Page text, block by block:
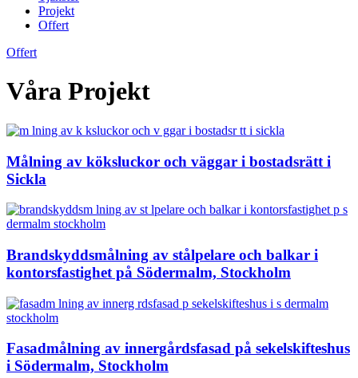
Projekt
Offert
Offert
Våra Projekt
Målning av köksluckor och väggar i bostadsrätt i
Sickla
Brandskyddsmålning av stålpelare och balkar i
kontorsfastighet på Södermalm, Stockholm
Fasadmålning av innergårdsfasad på sekelskifteshus
i Södermalm, Stockholm